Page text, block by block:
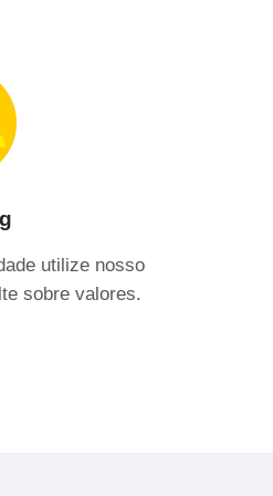
utilize nosso
sobre valores.